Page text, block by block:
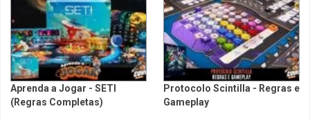
Aprenda a Jogar - SETI
(Regras Completas)
Protocolo Scintilla - Regras e
Gameplay